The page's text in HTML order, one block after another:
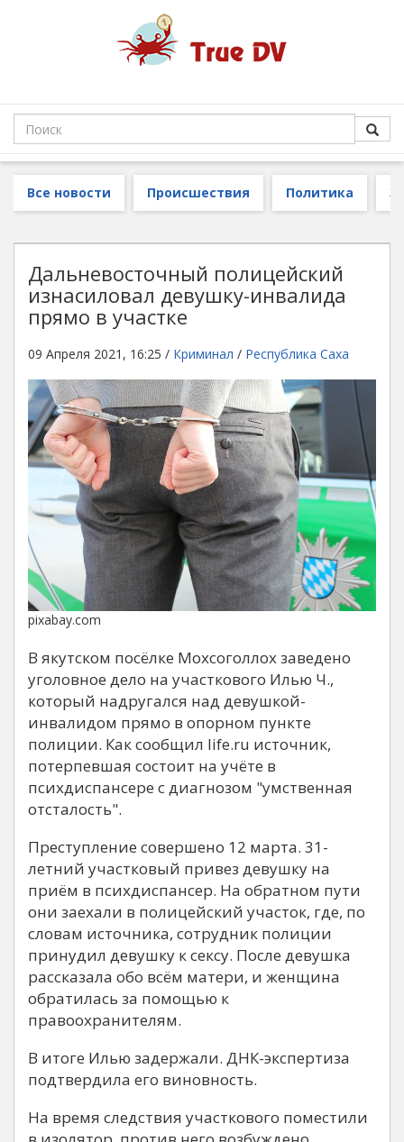
Все новости Происшествия Политика
Дальневосточный полицейский
изнасиловал девушку-инвалида
прямо в участке
09 Апреля 2021, 16:25 / Криминал / Республика Саха
pixabay.com
В якутском посёлке Мохсоголлох заведено
уголовное дело на участкового Илью Ч.,
который надругался над девушкой-
инвалидом прямо в опорном пункте
полиции. Как сообщил life.ru источник,
потерпевшая состоит на учёте в
психдиспансере с диагнозом "умственная
отсталость".
Преступление совершено 12 марта. 31-
летний участковый привез девушку на
приём в психдиспансер. На обратном пути
они заехали в полицейский участок, где, по
словам источника, сотрудник полиции
принудил девушку к сексу. После девушка
рассказала обо всём матери, и женщина
обратилась за помощью к
правоохранителям.
В итоге Илью задержали. ДНК-экспертиза
подтвердила его виновность.
На время следствия участкового поместили